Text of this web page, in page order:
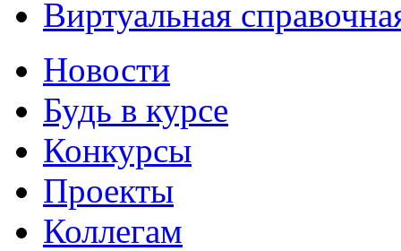
Виртуальная
Новости
Будь в курсе
Конкурсы
Проекты
Коллегам